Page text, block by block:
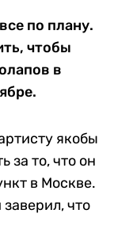
по плану.
чтобы
в
якобы
за то, что он
в Москве.
что